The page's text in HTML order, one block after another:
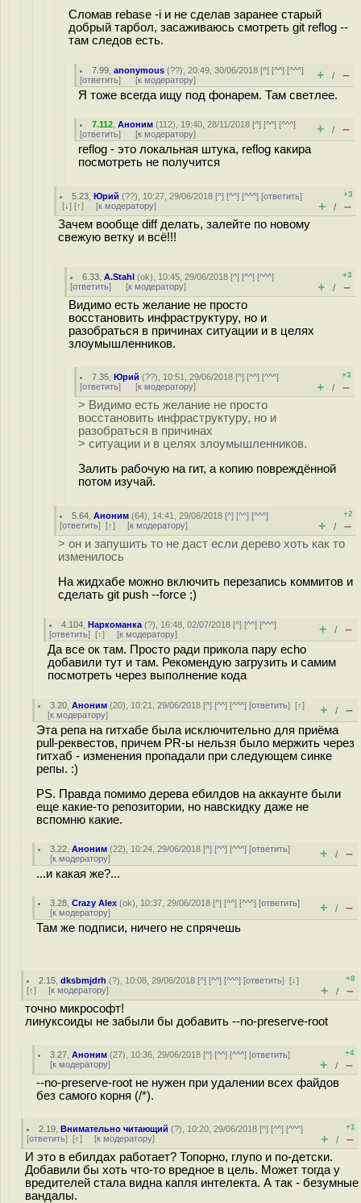
Сломав rebase -i и не сделав заранее старый
добрый тарбол, засаживаюсь смотреть git reflog --
там следов есть.
7.99 ,anonymous (??), 20:49, 30/06/2018 [^] [^^] [^^^]
[ответить] [к модератору] + / –
Я тоже всегда ищу под фонарем. Там светлее.
7.112 ,Аноним (112), 19:40, 28/11/2018 [^] [^^] [^^^]
[ответить] [к модератору] + / –
reflog - это локальная штука, reflog какира
посмотреть не получится
5.23 ,Юрий (??), 10:27, 29/06/2018 [^] [^^] [^^^] [ответить]
[↓] [↑] [к модератору]
+3
+ / –
Зачем вообще diff делать, залейте по новому
свежую ветку и всё!!!
6.33 ,A.Stahl (ok), 10:45, 29/06/2018 [^] [^^] [^^^]
[ответить] [к модератору]
+3
+ / –
Видимо есть желание не просто
восстановить инфраструктуру, но и
разобраться в причинах ситуации и в целях
злоумышленников.
7.35 ,Юрий (??), 10:51, 29/06/2018 [^] [^^] [^^^]
[ответить] [к модератору]
+3
+ / –
> Видимо есть желание не просто
восстановить инфраструктуру, но и
разобраться в причинах
> ситуации и в целях злоумышленников.
Залить рабочую на гит, а копию повреждённой
потом изучай.
5.64 ,Аноним (64), 14:41, 29/06/2018 [^] [^^] [^^^]
[ответить] [↑] [к модератору]
+2
+ / –
> он и запушить то не даст если дерево хоть как то
изменилось
На жидхабе можно включить перезапись коммитов и
сделать git push --force ;)
4.104 ,Наркоманка (?), 16:48, 02/07/2018 [^] [^^] [^^^]
[ответить] [↑] [к модератору] + / –
Да все ок там. Просто ради прикола пару echo
добавили тут и там. Рекомендую загрузить и самим
посмотреть через выполнение кода
3.20 ,Аноним (20), 10:21, 29/06/2018 [^] [^^] [^^^] [ответить][↑]
[к модератору] + / –
Эта репа на гитхабе была исключительно для приёма
pull-реквестов, причем PR-ы нельзя было мержить через
гитхаб - изменения пропадали при следующем синке
репы. :)
PS. Правда помимо дерева ебилдов на аккаунте были
еще какие-то репозитории, но навскидку даже не
вспомню какие.
3.22 ,Аноним (22), 10:24, 29/06/2018 [^] [^^] [^^^] [ответить]
[к модератору] + / –
...и какая же?...
3.28 ,Crazy Alex (ok), 10:37, 29/06/2018 [^] [^^] [^^^] [ответить]
[к модератору] + / –
Там же подписи, ничего не спрячешь
2.15 ,dksbmjdrh (?), 10:08, 29/06/2018 [^] [^^] [^^^] [ответить][↓]
[↑] [к модератору]
+8
+ / –
точно микрософт!
линуксоиды не забыли бы добавить --no-preserve-root
3.27 ,Аноним (27), 10:36, 29/06/2018 [^] [^^] [^^^] [ответить]
[к модератору]
+4
+ / –
--no-preserve-root не нужен при удалении всех файдов
без самого корня (/*).
2.19 ,Внимательно читающий (?), 10:20, 29/06/2018 [^] [^^] [^^^]
[ответить] [↑] [к модератору]
+1
+ / –
И это в ебилдах работает? Топорно, глупо и по-детски.
Добавили бы хоть что-то вредное в цель. Может тогда у
вредителей стала видна капля интелекта. А так - безумные
вандалы.